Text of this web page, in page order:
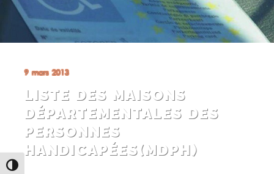
Passer en contraste élevé
9 mars 2013
LISTE DES MAISONS
DÉPARTEMENTALES DES
PERSONNES
HANDICAPÉES(MDPH)